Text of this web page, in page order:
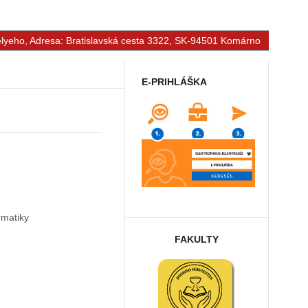
Adresa: Bratislavská cesta 3322, SK-94501 Komárno
E-PRIHLÁŠKA
FAKULTY